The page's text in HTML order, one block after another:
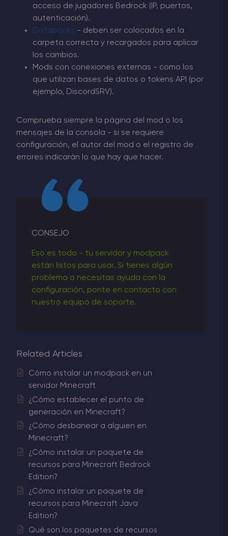
acceso de jugadores Bedrock (IP, puertos,
autenticación).
Datapacks - deben ser colocados en la
carpeta correcta y recargados para aplicar
los cambios.
Mods con conexiones externas - como los
que utilizan bases de datos o tokens API (por
ejemplo, DiscordSRV).
Comprueba siempre la página del mod o los
mensajes de la consola - si se requiere
configuración, el autor del mod o el registro de
errores indicarán lo que hay que hacer.
CONSEJO
Eso es todo - tu servidor y modpack
están listos para usar. Si tienes algún
problema o necesitas ayuda con la
configuración, ponte en contacto con
nuestro equipo de soporte.
Related Articles
Cómo instalar un modpack en un
servidor Minecraft
¿Cómo establecer el punto de
generación en Minecraft?
¿Cómo desbanear a alguien en
Minecraft?
¿Cómo instalar un paquete de
recursos para Minecraft Bedrock
Edition?
¿Cómo instalar un paquete de
recursos para Minecraft Java
Edition?
Qué son los paquetes de recursos